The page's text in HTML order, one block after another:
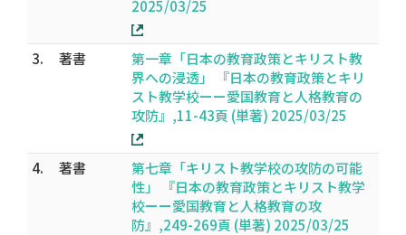
2025/03/25
3. 著書
第一章「日本の教育政策とキリスト教
界への浸透」 『日本の教育政策とキリ
スト教学校ーー愛国教育と人格教育の
攻防』,11-43頁 (単著) 2025/03/25
4. 著書
第七章「キリスト教学校の攻防の可能
性」 『日本の教育政策とキリスト教学
校ーー愛国教育と人格教育の攻
防』,249-269頁 (単著) 2025/03/25